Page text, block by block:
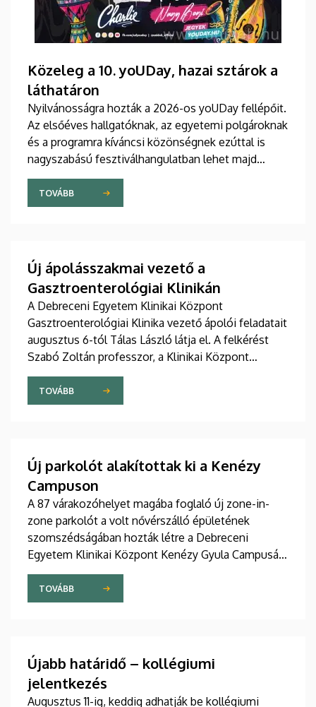
Közeleg a 10. yoUDay, hazai sztárok a
láthatáron
Nyilvánosságra hozták a 2026-os yoUDay fellépőit.
Az elsőéves hallgatóknak, az egyetemi polgároknak
és a programra kíváncsi közönségnek ezúttal is
nagyszabású fesztiválhangulatban lehet majd
része, grandiózus tanévnyitó stadionshow-n
vehetnek részt szeptember közepén.
TOVÁBB
Új ápolásszakmai vezető a
Gasztroenterológiai Klinikán
A Debreceni Egyetem Klinikai Központ
Gasztroenterológiai Klinika vezető ápolói feladatait
augusztus 6-tól Tálas László látja el. A felkérést
Szabó Zoltán professzor, a Klinikai Központ
elnöke, valamint Szőllősi Anna ápolási és
szakdolgozói igazgató adta át pénteken
ünnepélyes keretek között az Elnöki Hivatalban.
TOVÁBB
Új parkolót alakítottak ki a Kenézy
Campuson
A 87 várakozóhelyet magába foglaló új zone-in-
zone parkolót a volt nővérszálló épületének
szomszédságában hozták létre a Debreceni
Egyetem Klinikai Központ Kenézy Gyula Campusán.
Az új területet várhatóan augusztusban nyitják meg
a járművek előtt.
TOVÁBB
Újabb határidő – kollégiumi
jelentkezés
Augusztus 11-ig, keddig adhatják be kollégiumi